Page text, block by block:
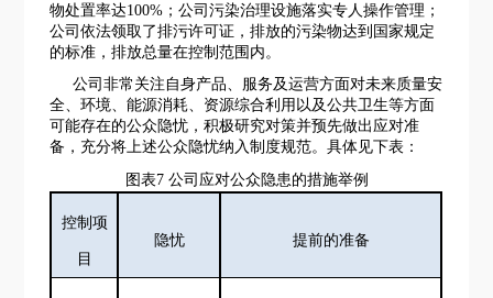
物处置率达100%；公司污染治理设施落实专人操作管理；
公司依法领取了排污许可证，排放的污染物达到国家规定
的标准，排放总量在控制范围内。
公司非常关注自身产品、服务及运营方面对未来质量安
全、环境、能源消耗、资源综合利用以及公共卫生等方面
可能存在的公众隐忧，积极研究对策并预先做出应对准
备，充分将上述公众隐忧纳入制度规范。具体见下表：
图表7 公司应对公众隐患的措施举例
控制项
目
隐忧 提前的准备